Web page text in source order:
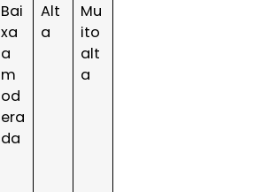
Bai
xa
a
m
od
era
da
Alt
a
Mu
ito
alt
a